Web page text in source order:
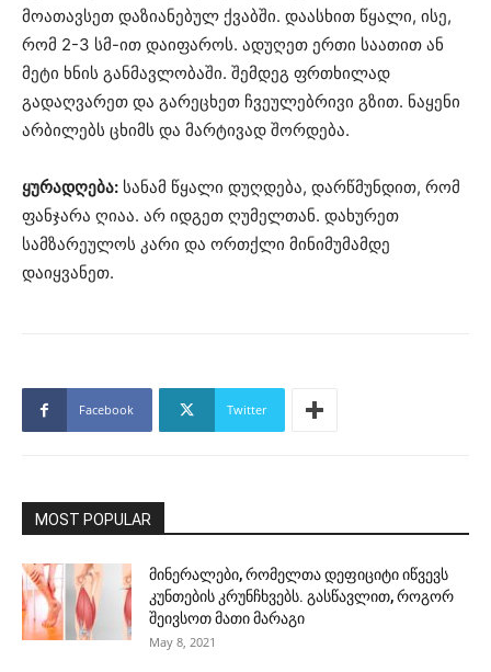
მოათავსეთ დაზიანებულ ქვაბში. დაასხით წყალი, ისე,
რომ 2-3 სმ-ით დაიფაროს. ადუღეთ ერთი საათით ან
მეტი ხნის განმავლობაში. შემდეგ ფრთხილად
გადაღვარეთ და გარეცხეთ ჩვეულებრივი გზით. ნაყენი
არბილებს ცხიმს და მარტივად შორდება.
ყურადღება: სანამ წყალი დუღდება, დარწმუნდით, რომ
ფანჯარა ღიაა. არ იდგეთ ღუმელთან. დახურეთ
სამზარეულოს კარი და ორთქლი მინიმუმამდე
დაიყვანეთ.
Facebook Twitter
MOST POPULAR
მინერალები, რომელთა დეფიციტი იწვევს
კუნთების კრუნჩხვებს. გასწავლით, როგორ
შეივსოთ მათი მარაგი
May 8, 2021